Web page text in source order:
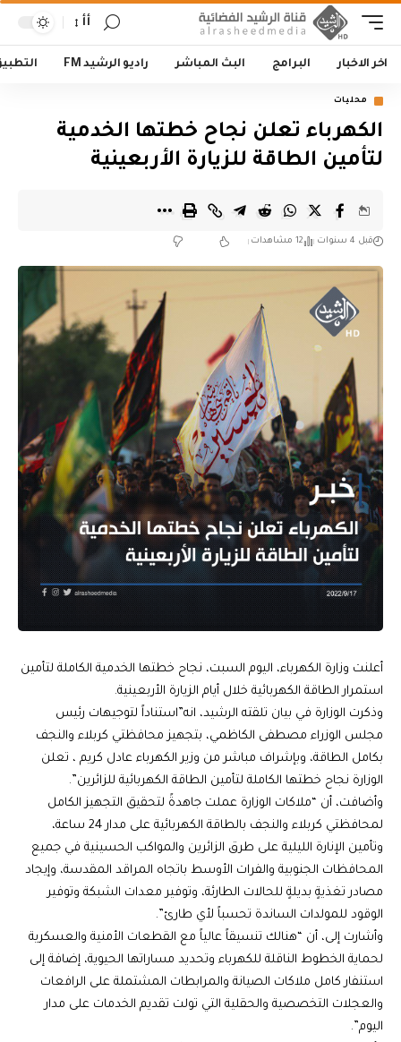
أأ
اخر الاخبار البرامج البث المباشر راديو الرشيد FM
محليات
الكهرباء تعلن نجاح خطتها الخدمية
لتأمين الطاقة للزيارة الأربعينية
قبل 4 سنوات 12 مشاهدات
أعلنت وزارة الكهرباء، اليوم السبت، نجاح خطتها الخدمية الكاملة لتأمين
استمرار الطاقة الكهربائية خلال أيام الزيارة الأربعينية.
وذكرت الوزارة في بيان تلقته الرشيد، انه”استناداً لتوجيهات رئيس
مجلس الوزراء مصطفى الكاظمي، بتجهيز محافظتي كربلاء والنجف
بكامل الطاقة، وبإشراف مباشر من وزير الكهرباء عادل كريم ، تعلن
الوزارة نجاح خطتها الكاملة لتأمين الطاقة الكهربائية للزائرين”.
وأضافت، أن “ملاكات الوزارة عملت جاهدةً لتحقيق التجهيز الكامل
لمحافظتي كربلاء والنجف بالطاقة الكهربائية على مدار 24 ساعة،
وتأمين الإنارة الليلية على طرق الزائرين والمواكب الحسينية في جميع
المحافظات الجنوبية والفرات الأوسط باتجاه المراقد المقدسة، وإيجاد
مصادر تغذيةٍ بديلةٍ للحالات الطارئة، وتوفير معدات الشبكة وتوفير
الوقود للمولدات الساندة تحسباً لأي طارئ”.
وأشارت إلى، أن “هنالك تنسيقاً عالياً مع القطعات الأمنية والعسكرية
لحماية الخطوط الناقلة للكهرباء وتحديد مساراتها الحيوية، إضافة إلى
استنفار كامل ملاكات الصيانة والمرابطات المشتملة على الرافعات
والعجلات التخصصية والحقلية التي تولت تقديم الخدمات على مدار
اليوم”.